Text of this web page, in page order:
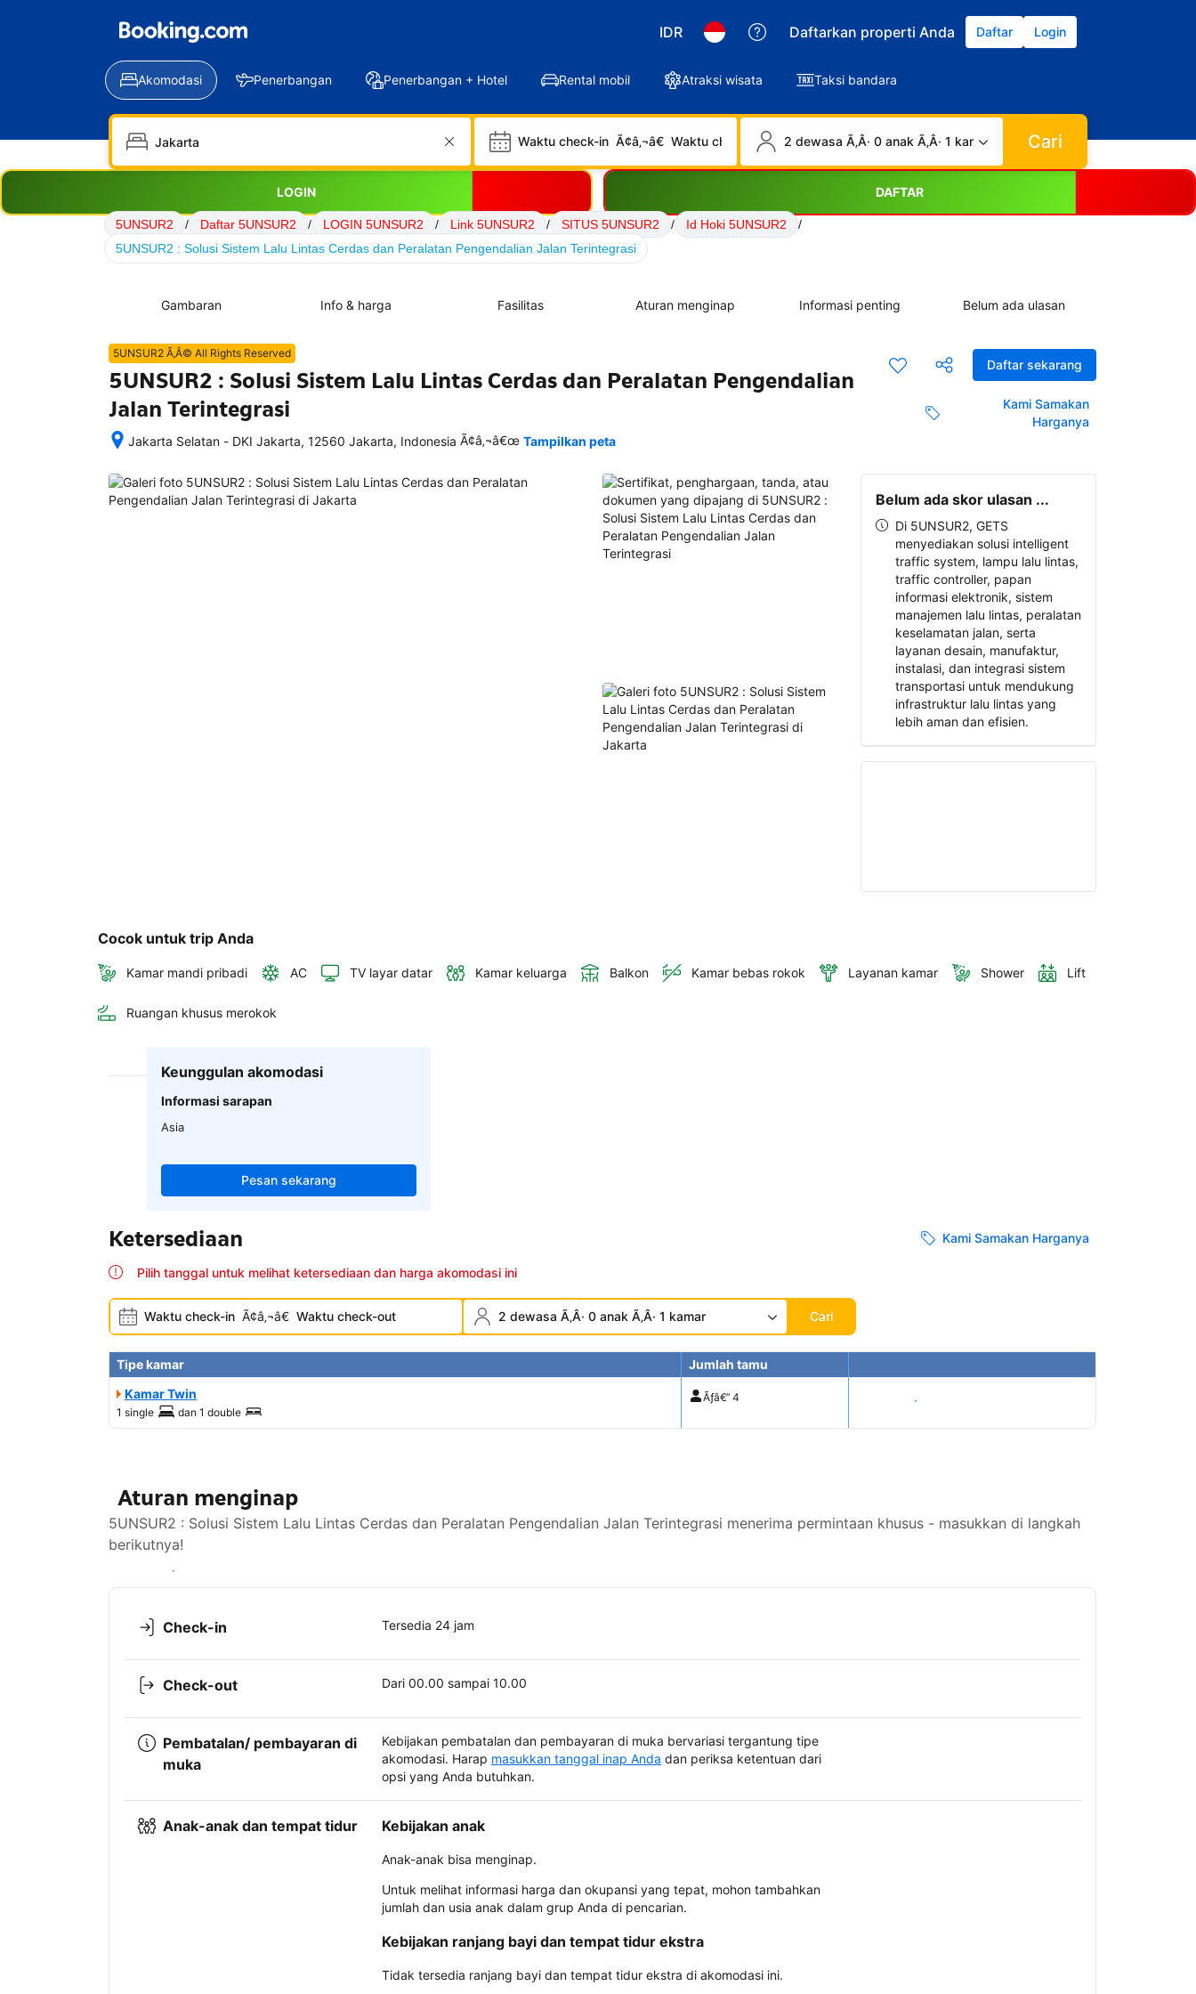
IDR Daftarkan properti Anda Daftar Login
Akomodasi Penerbangan Penerbangan + Hotel Rental mobil Atraksi wisata Taksi bandara
Waktu check-in Ã¢â‚¬â€ Waktu check-out 2 dewasa Ã‚Â· 0 anak Ã‚Â· 1 kamar Cari
LOGIN DAFTAR
5UNSUR2 / Daftar 5UNSUR2 / LOGIN 5UNSUR2 / Link 5UNSUR2 / SITUS 5UNSUR2 / Id Hoki 5UNSUR2
/
5UNSUR2 : Solusi Sistem Lalu Lintas Cerdas dan Peralatan Pengendalian Jalan Terintegrasi
Gambaran Info & harga Fasilitas Aturan menginap Informasi penting Belum ada ulasan
Daftar sekarang
Kami Samakan
Harganya
5UNSUR2 Ã‚Â© All Rights Reserved
5UNSUR2 : Solusi Sistem Lalu Lintas Cerdas dan Peralatan Pengendalian
Jalan Terintegrasi
Jakarta Selatan - DKI Jakarta, 12560 Jakarta, Indonesia
memesan,
semua
rincian
Ã¢â‚¬â€œ Tampilkan peta
Belum ada skor ulasan ...
Di 5UNSUR2, GETS
menyediakan solusi intelligent
traffic system, lampu lalu lintas,
traffic controller, papan
informasi elektronik, sistem
manajemen lalu lintas, peralatan
keselamatan jalan, serta
layanan desain, manufaktur,
instalasi, dan integrasi sistem
transportasi untuk mendukung
infrastruktur lalu lintas yang
lebih aman dan efisien.
Cocok untuk trip Anda
Kamar mandi pribadi AC TV layar datar Kamar keluarga Balkon Kamar bebas rokok Layanan kamar Shower Lift
Ruangan khusus merokok
Keunggulan akomodasi
Informasi sarapan
Asia
Pesan sekarang
Ketersediaan Kami Samakan Harganya
Pilih tanggal untuk melihat ketersediaan dan harga akomodasi ini
Waktu check-in Ã¢â‚¬â€ Waktu check-out 2 dewasa Ã‚Â· 0 anak Ã‚Â· 1 kamar Cari
Tipe kamar
Jumlah tamu
Kamar Twin
1 single dan 1 double
Ãƒâ€” 4 Tampilkan harga
Aturan menginap
5UNSUR2 : Solusi Sistem Lalu Lintas Cerdas dan Peralatan Pengendalian Jalan Terintegrasi menerima permintaan khusus - masukkan di langkah
berikutnya!
Lihat ketersediaan
Check-in Tersedia 24 jam
Check-out Dari 00.00 sampai 10.00
Pembatalan/ pembayaran di
muka
Kebijakan pembatalan dan pembayaran di muka bervariasi tergantung tipe
akomodasi. Harap masukkan tanggal inap Anda dan periksa ketentuan dari
opsi yang Anda butuhkan.
Anak-anak dan tempat tidur Kebijakan anak
Anak-anak bisa menginap.
Untuk melihat informasi harga dan okupansi yang tepat, mohon tambahkan
jumlah dan usia anak dalam grup Anda di pencarian.
Kebijakan ranjang bayi dan tempat tidur ekstra
Tidak tersedia ranjang bayi dan tempat tidur ekstra di akomodasi ini.